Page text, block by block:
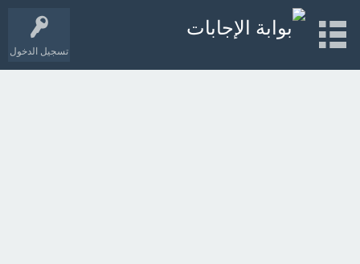
تسجيل الدخول